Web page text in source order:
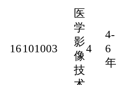
16 101003
医
学
影
像
技
4
4-
6
年